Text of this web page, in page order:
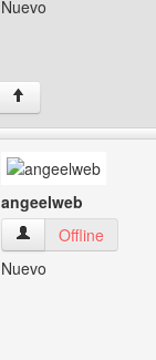
Nuevo
↑
angeelweb
angeelweb Ver
Offline
Nuevo